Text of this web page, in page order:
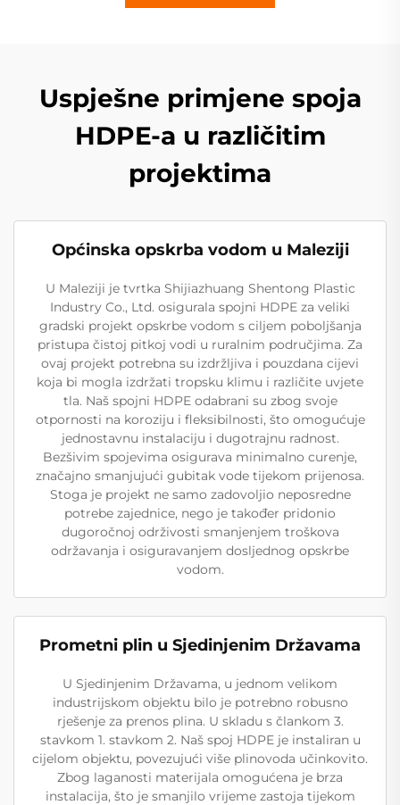
Uspješne primjene spoja
HDPE-a u različitim
projektima
Općinska opskrba vodom u Maleziji
U Maleziji je tvrtka Shijiazhuang Shentong Plastic
Industry Co., Ltd. osigurala spojni HDPE za veliki
gradski projekt opskrbe vodom s ciljem poboljšanja
pristupa čistoj pitkoj vodi u ruralnim područjima. Za
ovaj projekt potrebna su izdržljiva i pouzdana cijevi
koja bi mogla izdržati tropsku klimu i različite uvjete
tla. Naš spojni HDPE odabrani su zbog svoje
otpornosti na koroziju i fleksibilnosti, što omogućuje
jednostavnu instalaciju i dugotrajnu radnost.
Bezšivim spojevima osigurava minimalno curenje,
značajno smanjujući gubitak vode tijekom prijenosa.
Stoga je projekt ne samo zadovoljio neposredne
potrebe zajednice, nego je također pridonio
dugoročnoj održivosti smanjenjem troškova
održavanja i osiguravanjem dosljednog opskrbe
vodom.
Prometni plin u Sjedinjenim Državama
U Sjedinjenim Državama, u jednom velikom
industrijskom objektu bilo je potrebno robusno
rješenje za prenos plina. U skladu s člankom 3.
stavkom 1. stavkom 2. Naš spoj HDPE je instaliran u
cijelom objektu, povezujući više plinovoda učinkovito.
Zbog laganosti materijala omogućena je brza
instalacija, što je smanjilo vrijeme zastoja tijekom